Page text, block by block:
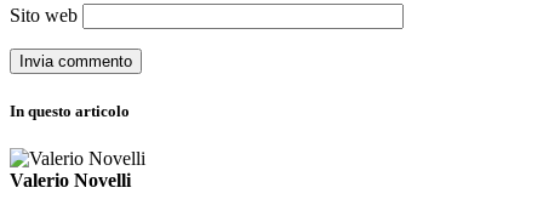
Sito web
In questo articolo
Valerio Novelli